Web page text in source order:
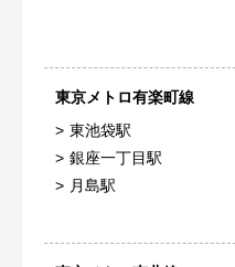
東京メトロ有楽町線
東池袋駅
銀座一丁目駅
月島駅